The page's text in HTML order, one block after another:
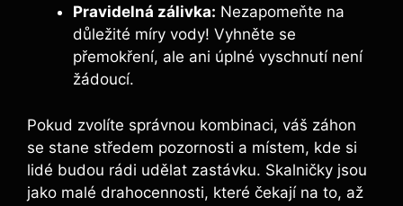
Pravidelná zálivka: Nezapomeňte na
důležité míry vody! Vyhněte se
přemokření, ale ani úplné vyschnutí není
žádoucí.
Pokud zvolíte správnou kombinaci, váš záhon
se stane středem pozornosti a místem, kde si
lidé budou rádi udělat zastávku. Skalničky jsou
jako malé drahocennosti, které čekají na to, až